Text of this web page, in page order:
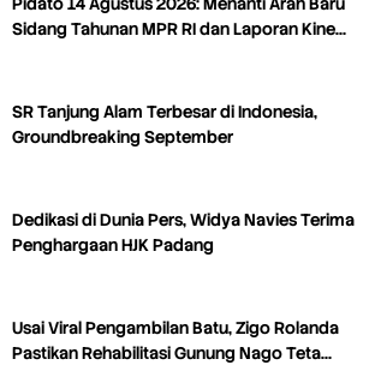
Sidang Tahunan MPR RI dan Laporan Kine…
SR Tanjung Alam Terbesar di Indonesia,
Groundbreaking September
Dedikasi di Dunia Pers, Widya Navies Terima
Penghargaan HJK Padang
Usai Viral Pengambilan Batu, Zigo Rolanda
Pastikan Rehabilitasi Gunung Nago Teta…